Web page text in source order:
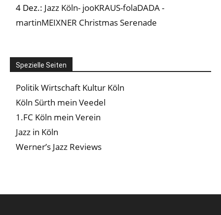
4 Dez.: Jazz Köln- jooKRAUS-folaDADA -
martinMEIXNER Christmas Serenade
Spezielle Seiten
Politik Wirtschaft Kultur Köln
Köln Sürth mein Veedel
1.FC Köln mein Verein
Jazz in Köln
Werner’s Jazz Reviews